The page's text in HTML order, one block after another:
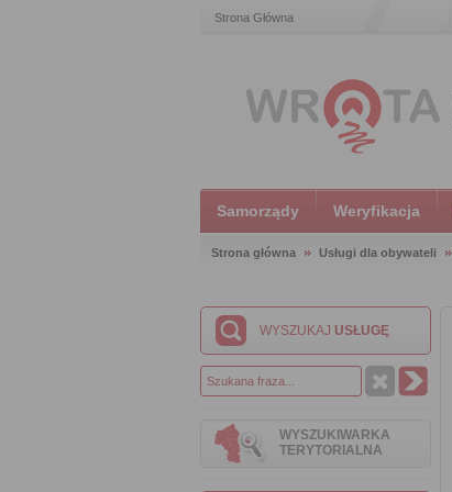
Strona Główna
Samorządy Weryfikacja
Strona główna Usługi dla obywateli
WYSZUKAJ USŁUGĘ
WYSZUKIWARKA
TERYTORIALNA